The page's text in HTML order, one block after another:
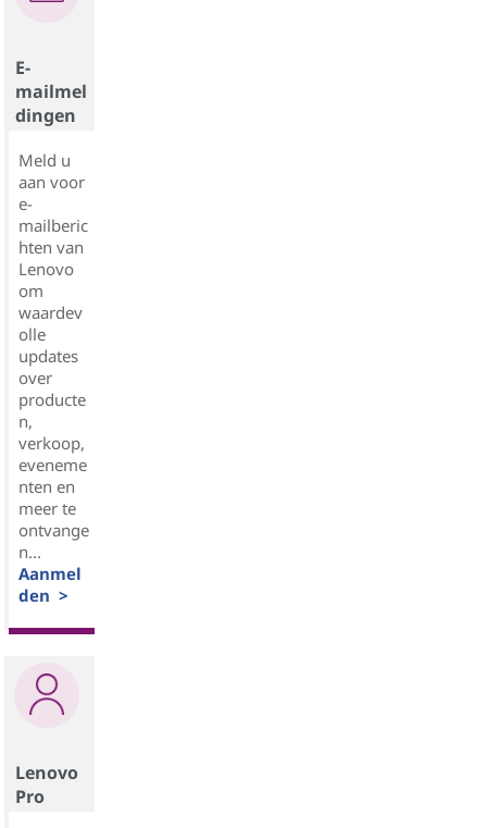
E-
mailmel
dingen
Meld u
aan voor
e-
mailberic
hten van
Lenovo
om
waardev
olle
updates
over
producte
n,
verkoop,
eveneme
nten en
meer te
ontvange
n...
Aanmel
den >
Lenovo
Pro